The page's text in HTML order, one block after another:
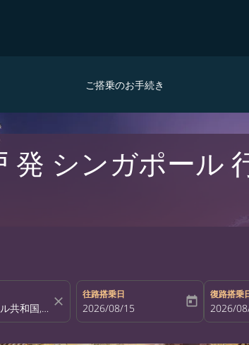
ご搭乗のお手続き
発 シンガポール
close
往路搭乗日
fc-booking-departure-date-aria-label
2026/08/15 today
復路搭乗
fc-
2026/